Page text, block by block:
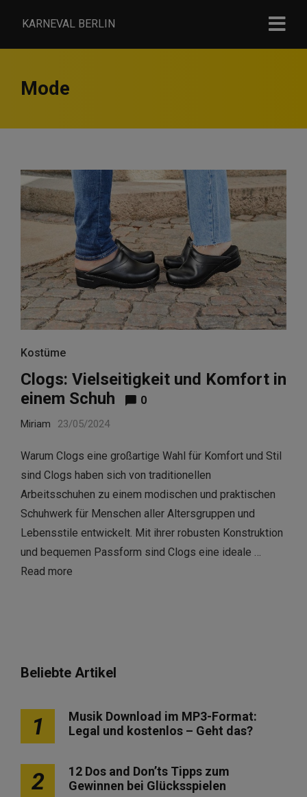
KARNEVAL BERLIN
Mode
Kostüme
Clogs: Vielseitigkeit und Komfort in
einem Schuh
0
Miriam 23/05/2024
Warum Clogs eine großartige Wahl für Komfort und Stil
sind Clogs haben sich von traditionellen
Arbeitsschuhen zu einem modischen und praktischen
Schuhwerk für Menschen aller Altersgruppen und
Lebensstile entwickelt. Mit ihrer robusten Konstruktion
und bequemen Passform sind Clogs eine ideale …
Read more
Beliebte Artikel
1
Musik Download im MP3-Format:
Legal und kostenlos – Geht das?
2
12 Dos and Don’ts Tipps zum
Gewinnen bei Glücksspielen